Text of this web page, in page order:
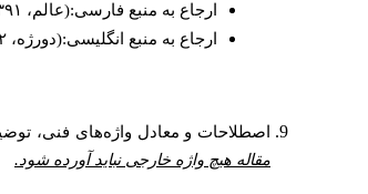
ارجاع به منبع فارسی:(عالم، ۱۳۹۱: ۱۰۳)
ارجاع به منبع انگلیسی:(دورژه، ۲۰۰۲: ۳۲۶-۳۲۷)
اصطلاحات و معادل واژه‌های فنی،
مقاله هیچ واژه خارجی نباید آورده شود.